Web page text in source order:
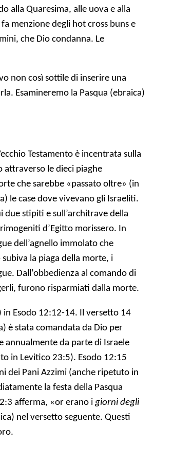
alla Quaresima, alle uova e alla
menzione degli hot cross buns e
che Dio condanna. Le
non così sottile di inserire una
Esamineremo la Pasqua (ebraica)
Testamento è incentrata sulla
attraverso le dieci piaghe
che sarebbe «passato oltre» (in
le case dove vivevano gli Israeliti.
due stipiti e sull’architrave della
d’Egitto morissero. In
dell’agnello immolato che
la piaga della morte, i
Dall’obbedienza al comando di
furono risparmiati dalla morte.
in Esodo 12:12-14. Il versetto 14
è stata comandata da Dio per
annualmente da parte di Israele
in Levitico 23:5). Esodo 12:15
dei Pani Azzimi (anche ripetuto in
la festa della Pasqua
afferma, «or erano igiorni degli
nel versetto seguente. Questi